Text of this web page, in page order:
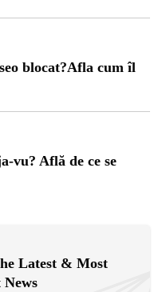
blocat?Afla cum îl
vu? Află de ce se
Latest & Most